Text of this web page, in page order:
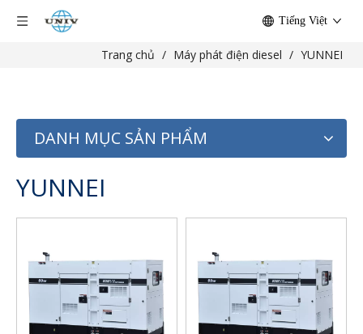
Tiếng Việt
Trang chủ / Máy phát điện diesel / YUNNEI
DANH MỤC SẢN PHẨM
YUNNEI